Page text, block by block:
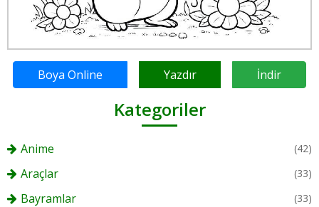
Boya Online Yazdır İndir
Kategoriler
Anime (42)
Araçlar (33)
Bayramlar (33)